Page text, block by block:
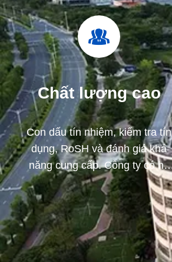
Chất lượng cao
Con dấu tín nhiệm, kiểm tra tín
dụng, RoSH và đánh giá khả
năng cung cấp. Công ty có hệ
thống kiểm soát chất lượng
nghiêm ngặt và phòng thí
nghiệm thử nghiệm chuyên
nghiệp.